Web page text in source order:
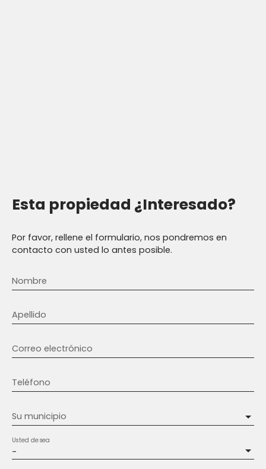
Esta propiedad ¿Interesado?
Por favor, rellene el formulario, nos pondremos en
contacto con usted lo antes posible.
Nombre
Apellido
Correo electrónico
Teléfono
Su municipio
-
Usted desea